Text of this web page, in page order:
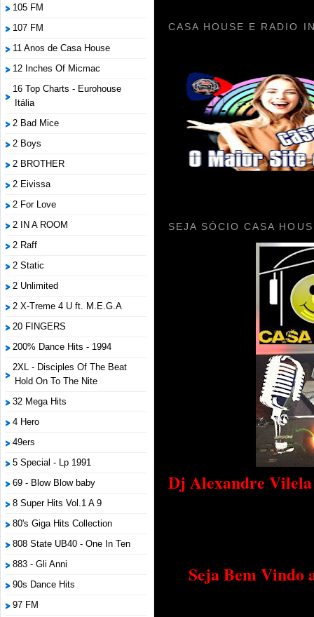
105 FM
107 FM
11 Anos de Casa House
12 Inches Of Micmac
16 Top Charts - Eurohouse
Itália
2 Bad Mice
2 Boys
2 BROTHER
2 Eivissa
2 For Love
2 IN A ROOM
2 Raff
2 Static
2 Unlimited
2 X-Treme 4 U ft. M.E.G.A
20 FINGERS
200% Dance Hits - 1994
2XL - Disciples Of The Beat
Hold On To The Nite
32 Mega Hits
4 Hero
49ers
5 Special - Lp 1991
69 - Blow Blow baby
8 Super Hits Vol.1 A 9
80's Giga Hits Collection
808 State UB40 - One In Ten
883 - Gli Anni
90s Dance Hits
97 FM
CASA HOUSE E RADIO
SEJA SÓCIO CASA
Dj Alexandre Vilela
Seja Bem Vindo